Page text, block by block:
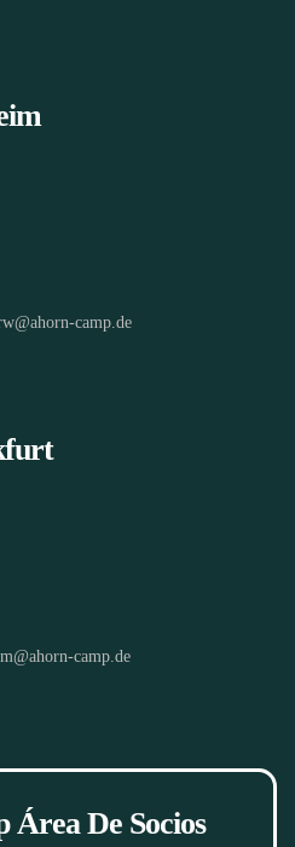
camp.de
camp.de
Área De Socios